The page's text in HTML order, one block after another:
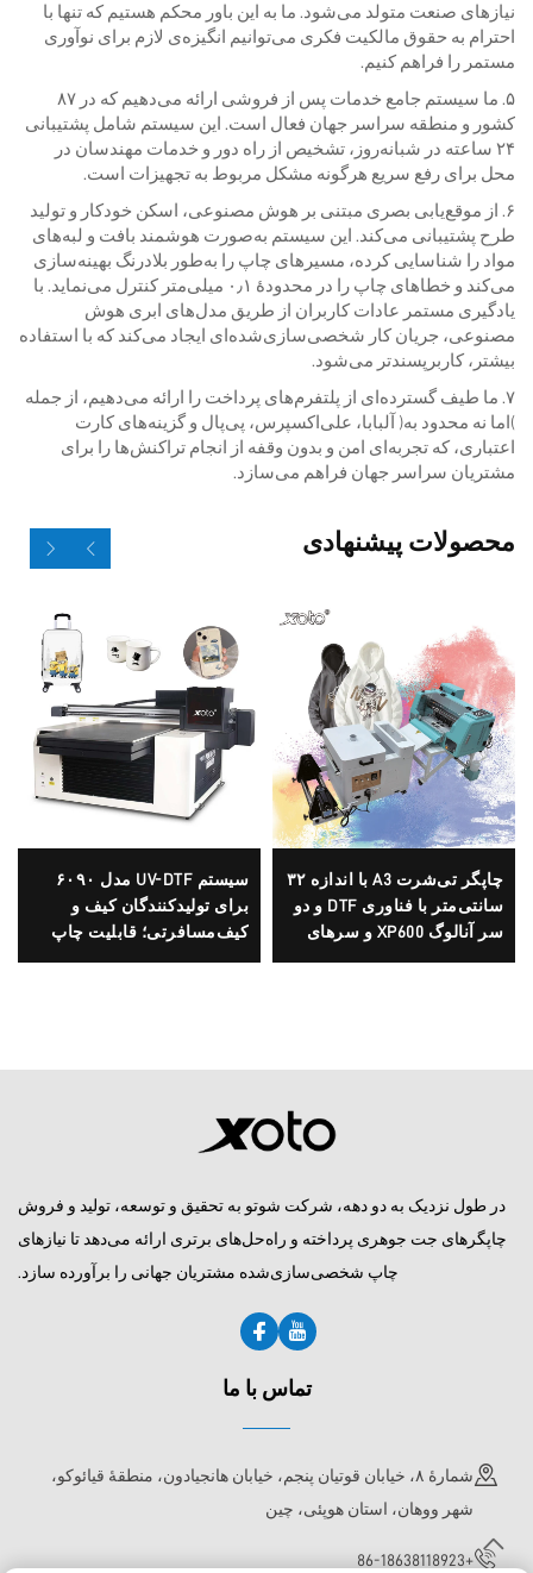
نیازهای صنعت متولد می‌شود. ما به این باور محکم هستیم که تنها با
احترام به حقوق مالکیت فکری می‌توانیم انگیزه‌ی لازم برای نوآوری
مستمر را فراهم کنیم.
۵. ما سیستم جامع خدمات پس از فروشی ارائه می‌دهیم که در ۸۷
کشور و منطقه سراسر جهان فعال است. این سیستم شامل پشتیبانی
۲۴ ساعته در شبانه‌روز، تشخیص از راه دور و خدمات مهندسان در
محل برای رفع سریع هرگونه مشکل مربوط به تجهیزات است.
۶. از موقع‌یابی بصری مبتنی بر هوش مصنوعی، اسکن خودکار و تولید
طرح پشتیبانی می‌کند. این سیستم به‌صورت هوشمند بافت و لبه‌های
مواد را شناسایی کرده، مسیرهای چاپ را به‌طور بلادرنگ بهینه‌سازی
می‌کند و خطاهای چاپ را در محدودهٔ ۰٫۱ میلی‌متر کنترل می‌نماید. با
یادگیری مستمر عادات کاربران از طریق مدل‌های ابری هوش
مصنوعی، جریان کار شخصی‌سازی‌شده‌ای ایجاد می‌کند که با استفاده
بیشتر، کاربرپسندتر می‌شود.
۷. ما طیف گسترده‌ای از پلتفرم‌های پرداخت را ارائه می‌دهیم، از جمله
(اما نه محدود به) آلبابا، علی‌اکسپرس، پی‌پال و گزینه‌های کارت
اعتباری، که تجربه‌ای امن و بدون وقفه از انجام تراکنش‌ها را برای
مشتریان سراسر جهان فراهم می‌سازد.
محصولات پیشنهادی
چاپگر تی‌شرت A3 با اندازه ۳۲
سانتی‌متر با فناوری DTF و دو
سر آنالوگ XP600 و سرهای
سیستم UV-DTF مدل ۶۰۹۰
برای تولیدکنندگان کیف و
کیف‌مسافرتی؛ قابلیت چاپ
در طول نزدیک به دو دهه، شرکت شوتو به تحقیق و توسعه، تولید و فروش
چاپگرهای جت جوهری پرداخته و راه‌حل‌های برتری ارائه می‌دهد تا نیازهای
چاپ شخصی‌سازی‌شده مشتریان جهانی را برآورده سازد.
تماس با ما
شمارهٔ ۸، خیابان قوتیان پنجم، خیابان هانجیادون، منطقهٔ قیائوکو،
شهر ووهان، استان هوپئی، چین
+86-18638118923